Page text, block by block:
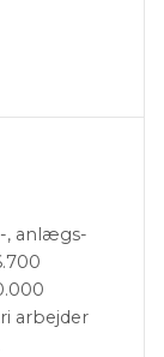
, anlægs-
arbejder